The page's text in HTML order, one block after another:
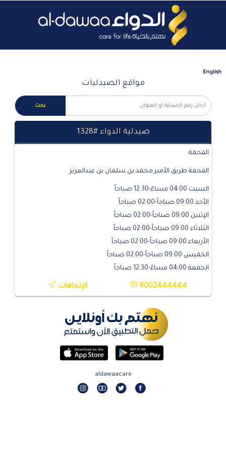
English
مواقع الصيدليات
صيدلية الدواء #1328
القحمة
القحمة طريق الأمير محمد بن سلمان بن عبدالعزيز
السبت 04:00 مساءً-12:30 صباحاً
الأحد 09:00 صباحاً-02:00 صباحاً
الإثنين 09:00 صباحاً-02:00 صباحاً
الثلاثاء 09:00 صباحاً-02:00 صباحاً
الأربعاء 09:00 صباحاً-02:00 صباحاً
الخميس 09:00 صباحاً-02:00 صباحاً
الجمعة 04:00 مساءً-12:30 صباحاً
8002444444 الإتجاهات
aldawaacare